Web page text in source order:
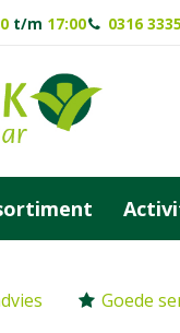
Goede
t/m 17:00 0316